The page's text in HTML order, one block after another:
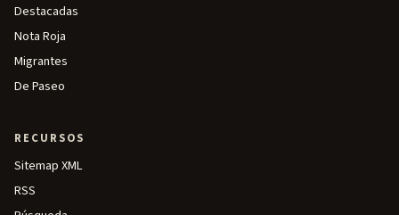
Destacadas
Nota Roja
Migrantes
De Paseo
RECURSOS
Sitemap XML
RSS